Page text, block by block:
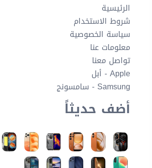
الرئيسية
شروط الاستخدام
سياسة الخصوصية
معلومات عنا
تواصل معنا
Apple - أبل
Samsung - سامسونج
أضف حديثاً